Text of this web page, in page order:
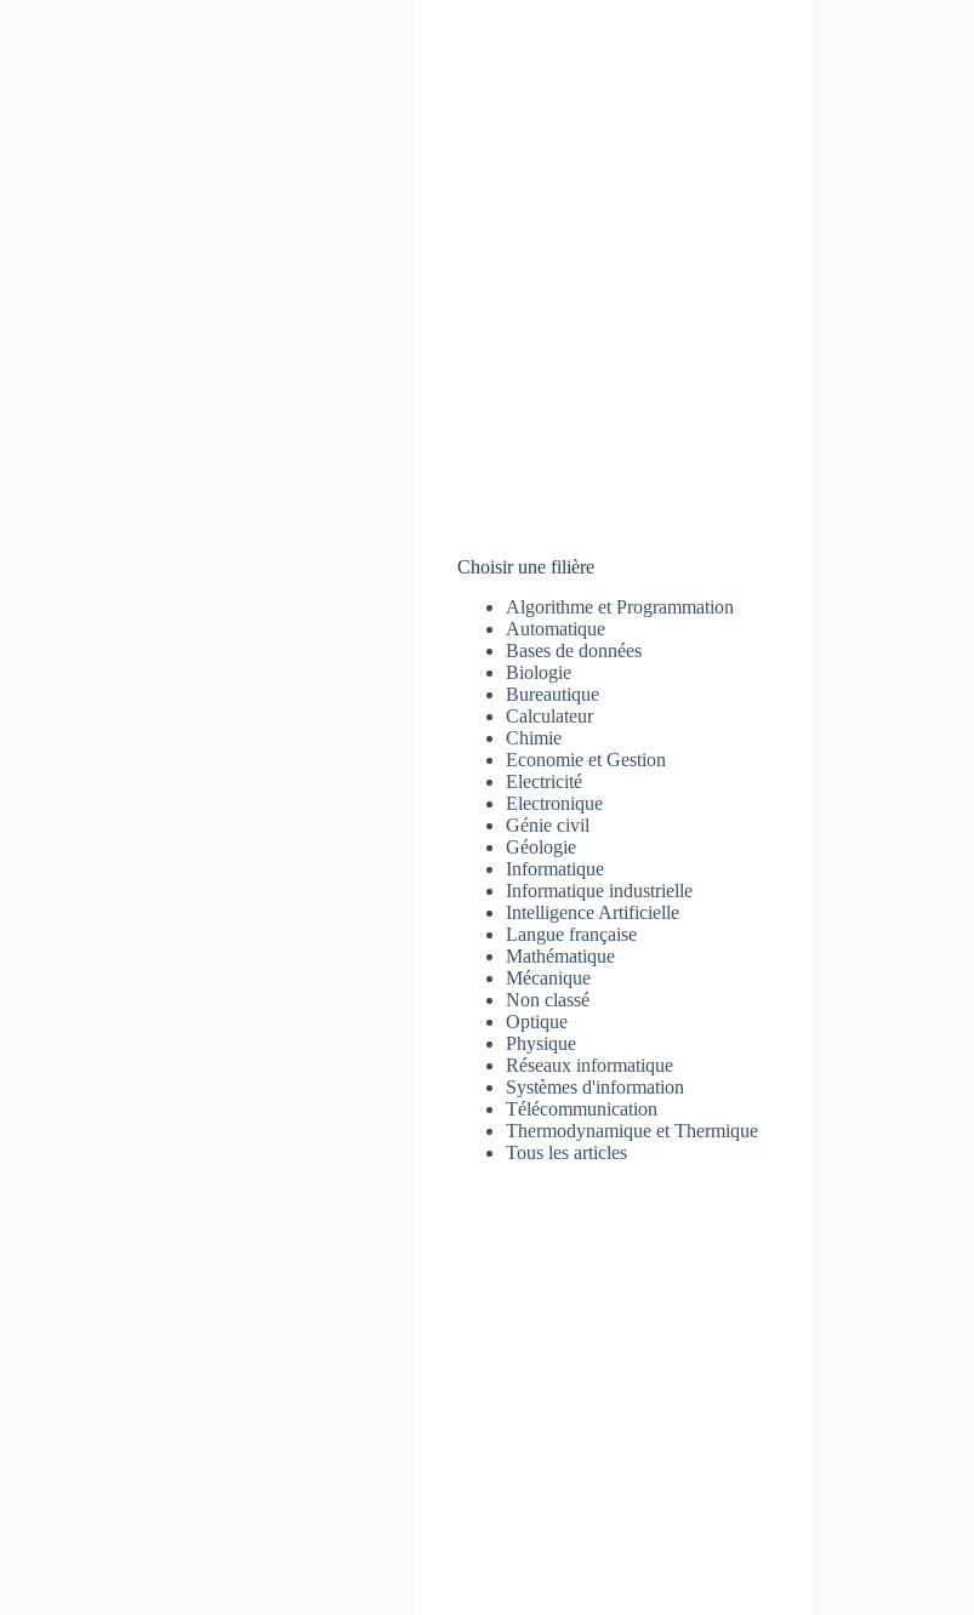
Choisir une filière
Algorithme et Programmation
Automatique
Bases de données
Biologie
Bureautique
Calculateur
Chimie
Economie et Gestion
Electricité
Electronique
Génie civil
Géologie
Informatique
Informatique industrielle
Intelligence Artificielle
Langue française
Mathématique
Mécanique
Non classé
Optique
Physique
Réseaux informatique
Systèmes d'information
Télécommunication
Thermodynamique et Thermique
Tous les articles